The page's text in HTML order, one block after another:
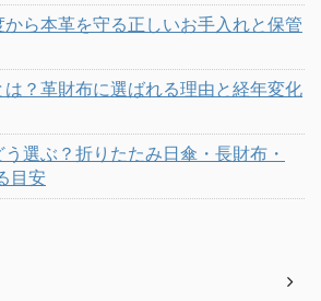
ら本革を守る正しいお手入れと保管
？革財布に選ばれる理由と経年変化
選ぶ？折りたたみ日傘・長財布・
目安